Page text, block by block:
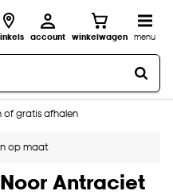
account winkelwagen menu
of gratis afhalen
opmeten aan huis
op maat
Antraciet